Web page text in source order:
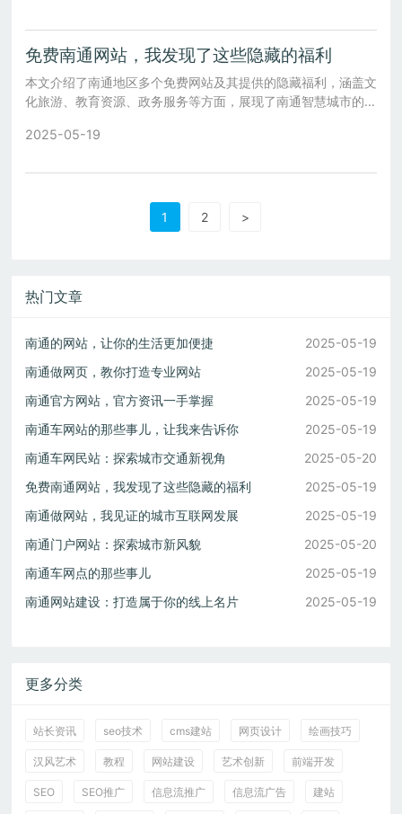
免费南通网站，我发现了这些隐藏的福利
本文介绍了南通地区多个免费网站及其提供的隐藏福利，涵盖文
化旅游、教育资源、政务服务等方面，展现了南通智慧城市的发
2025-05-19
1 2 >
热门文章
南通的网站，让你的生活更加便捷
2025-05-19
南通做网页，教你打造专业网站
2025-05-19
南通官方网站，官方资讯一手掌握
2025-05-19
南通车网站的那些事儿，让我来告诉你
2025-05-19
南通车网民站：探索城市交通新视角
2025-05-20
免费南通网站，我发现了这些隐藏的福利
2025-05-19
南通做网站，我见证的城市互联网发展
2025-05-19
南通门户网站：探索城市新风貌
2025-05-20
南通车网点的那些事儿
2025-05-19
南通网站建设：打造属于你的线上名片
2025-05-19
更多分类
站长资讯 seo技术 cms建站 网页设计 绘画技巧
汉风艺术 教程 网站建设 艺术创新 前端开发
SEO SEO推广 信息流推广 信息流广告 建站